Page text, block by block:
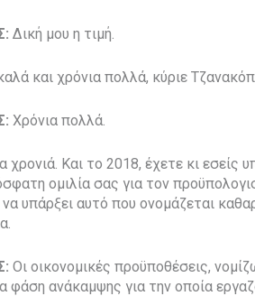
Δική μου η τιμή.
και χρόνια πολλά, κύριε
Χρόνια πολλά.
χρονιά. Και το 2018, έχετε κι
ομιλία σας για τον
υπάρξει αυτό που ονομάζεται
Οι οικονομικές προϋποθέσεις,
φάση ανάκαμψης για την οποία